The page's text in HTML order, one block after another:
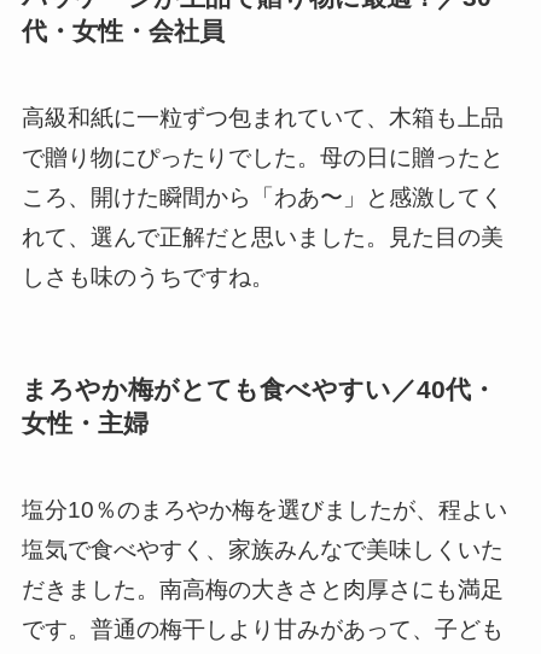
代・女性・会社員
高級和紙に一粒ずつ包まれていて、木箱も上品
で贈り物にぴったりでした。母の日に贈ったと
ころ、開けた瞬間から「わあ〜」と感激してく
れて、選んで正解だと思いました。見た目の美
しさも味のうちですね。
まろやか梅がとても食べやすい／40代・
女性・主婦
塩分10％のまろやか梅を選びましたが、程よい
塩気で食べやすく、家族みんなで美味しくいた
だきました。南高梅の大きさと肉厚さにも満足
です。普通の梅干しより甘みがあって、子ども